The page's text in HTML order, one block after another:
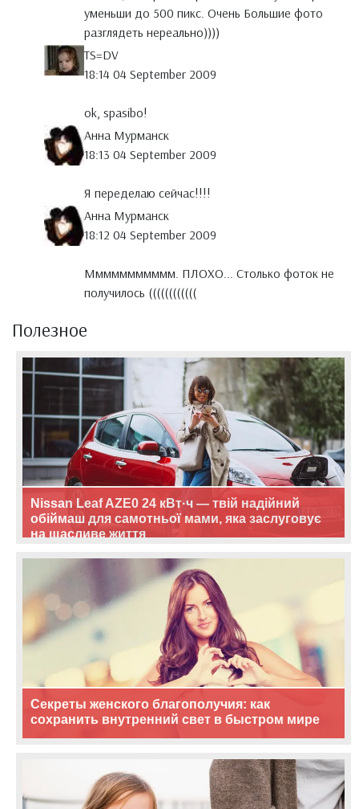
уменьши до 500 пикс. Очень Большие фото
разглядеть нереально))))
TS=DV
18:14 04 September 2009
ok, spasibo!
Анна Мурманск
18:13 04 September 2009
Я переделаю сейчас!!!!
Анна Мурманск
18:12 04 September 2009
Ммммммммммм. ПЛОХО... Столько фоток не
получилось ((((((((((((
Полезное
Nissan Leaf AZE0 24 кВт·ч — твій надійний
обіймаш для самотньої мами, яка заслуговує
на щасливе життя
Секреты женского благополучия: как
сохранить внутренний свет в быстром мире